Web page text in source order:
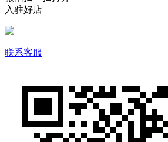
入驻好店
联系客服